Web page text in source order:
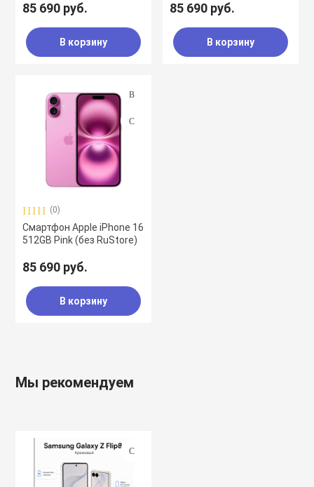
85 690 руб.
В корзину
85 690 руб.
В корзину
(0)
Смартфон Apple iPhone 16
512GB Pink (без RuStore)
85 690 руб.
В корзину
Мы рекомендуем